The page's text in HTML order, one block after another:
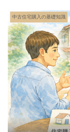
中古住宅購入の基礎知識